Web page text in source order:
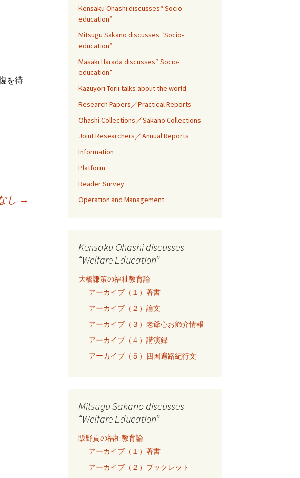
を待
し →
Kensaku Ohashi discusses“ Socio-
education”
Mitsugu Sakano discusses “Socio-
education”
Masaki Harada discusses“ Socio-
education”
Kazuyori Torii talks about the world
Research Papers／Practical Reports
Ohashi Collections／Sakano Collections
Joint Researchers／Annual Reports
Information
Platform
Reader Survey
Operation and Management
Kensaku Ohashi discusses
“Welfare Education”
大橋謙策の福祉教育論
アーカイブ（１）著書
アーカイブ（２）論文
アーカイブ（３）老爺心お節介情報
アーカイブ（４）講演録
アーカイブ（５）四国遍路紀行文
Mitsugu Sakano discusses
“Welfare Education”
阪野貢の福祉教育論
アーカイブ（１）著書
アーカイブ（２）ブックレット